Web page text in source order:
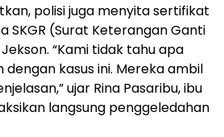
polisi juga menyita sertifikat
SKGR (Surat Keterangan Ganti
“Kami tidak tahu apa
kasus ini. Mereka ambil
ujar Rina Pasaribu, ibu
langsung penggeledahan